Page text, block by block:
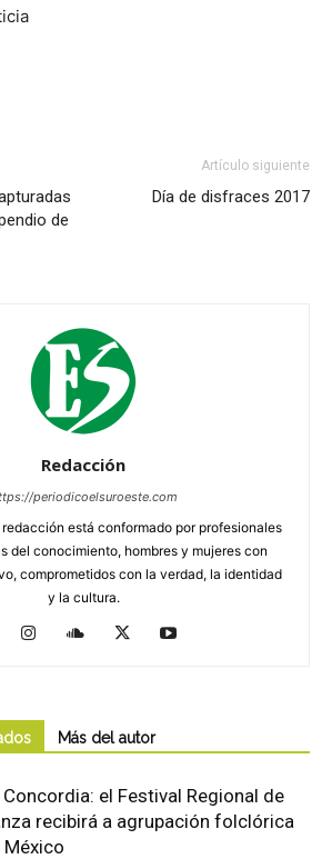
de
Artículo siguiente
Día de disfraces 2017
Redacción
periodicoelsuroeste.com
está conformado por profesionales
del conocimiento, hombres y mujeres con
comprometidos con la verdad, la identidad
y la cultura.
Más del autor
Concordia: el Festival Regional de
recibirá a agrupación folclórica
México